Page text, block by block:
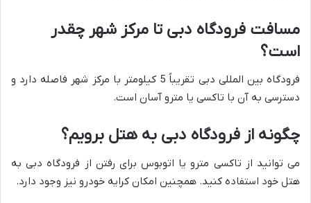
مسافت فرودگاه دبی تا مرکز شهر چقدر
است؟
فرودگاه بین المللی دبی تقریباً 5 کیلومتر با مرکز شهر فاصله دارد و
دسترسی به آن با تاکسی یا مترو آسان است.
چگونه از فرودگاه دبی به هتل برویم؟
می توانید از تاکسی مترو یا اتوبوس برای رفتن از فرودگاه دبی به
هتل خود استفاده کنید. همچنین امکان کرایه خودرو نیز وجود دارد.